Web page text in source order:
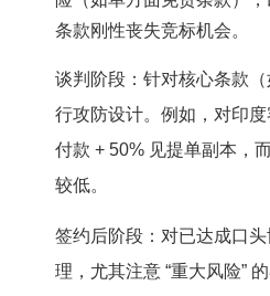
条款刚性丧失竞标机会。
谈判阶段：针对核心条款
行攻防设计。例如，对印
付款 + 50% 见提单副本，
较低。
签约后阶段：对已达成口
理，尤其注意 “重大风险”